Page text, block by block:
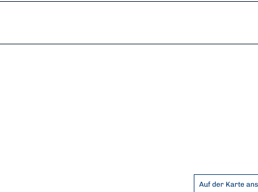
Auf der Karte